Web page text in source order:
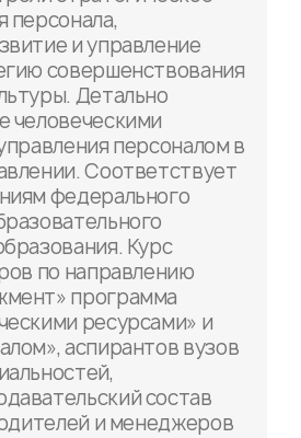
персонала,
и управление
совершенствования
Детально
человеческими
персоналом в
Соответствует
федерального
Курс
по направлению
программа
ресурсами» и
аспирантов вузов
состав
и менеджеров